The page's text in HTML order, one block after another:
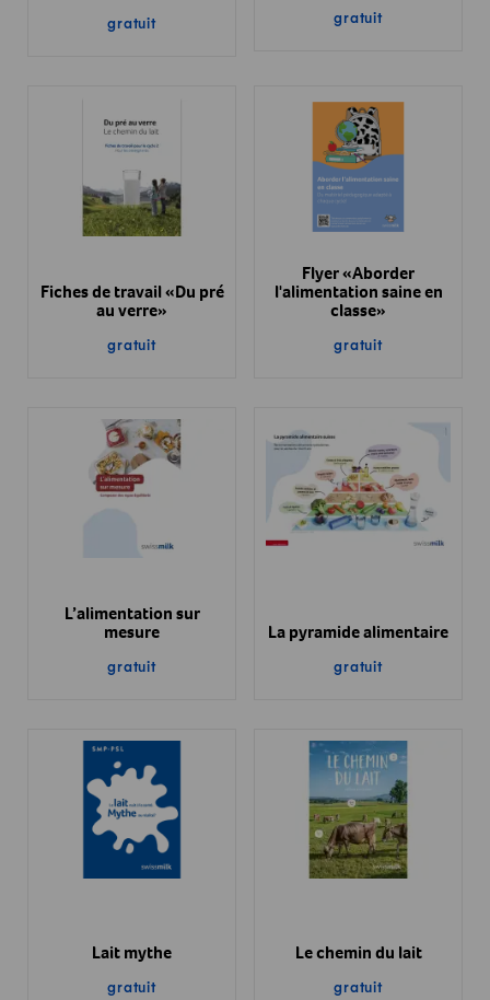
gratuit gratuit
Fiches de travail «Du pré
au verre»
gratuit
Flyer «Aborder
l'alimentation saine en
classe»
gratuit
L’alimentation sur
mesure
gratuit
La pyramide alimentaire
gratuit
Lait mythe
gratuit
Le chemin du lait
gratuit